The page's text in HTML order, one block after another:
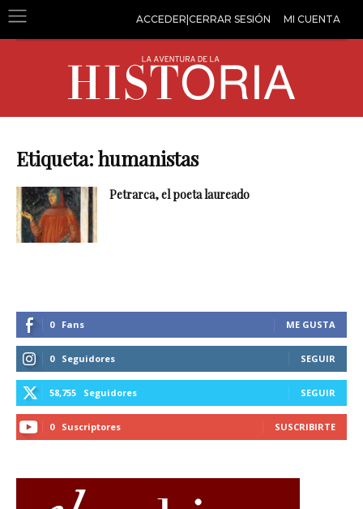
ACCEDER|CERRAR SESIÓN MI CUENTA
Etiqueta: humanistas
Petrarca, el poeta laureado
0 Fans ME GUSTA
0 Seguidores SEGUIR
58,755 Seguidores SEGUIR
0 Suscriptores SUSCRIBIRTE